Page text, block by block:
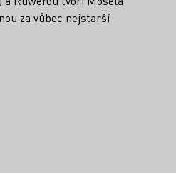
za vůbec nejstarší